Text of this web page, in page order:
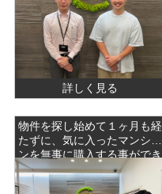
詳しく見る
物件を探し始めて１ヶ月も経
たずに、気に入ったマンショ
ンを無事に購入する事ができ
ました。（藤沢市O様・T
様 中古マンションご成約）